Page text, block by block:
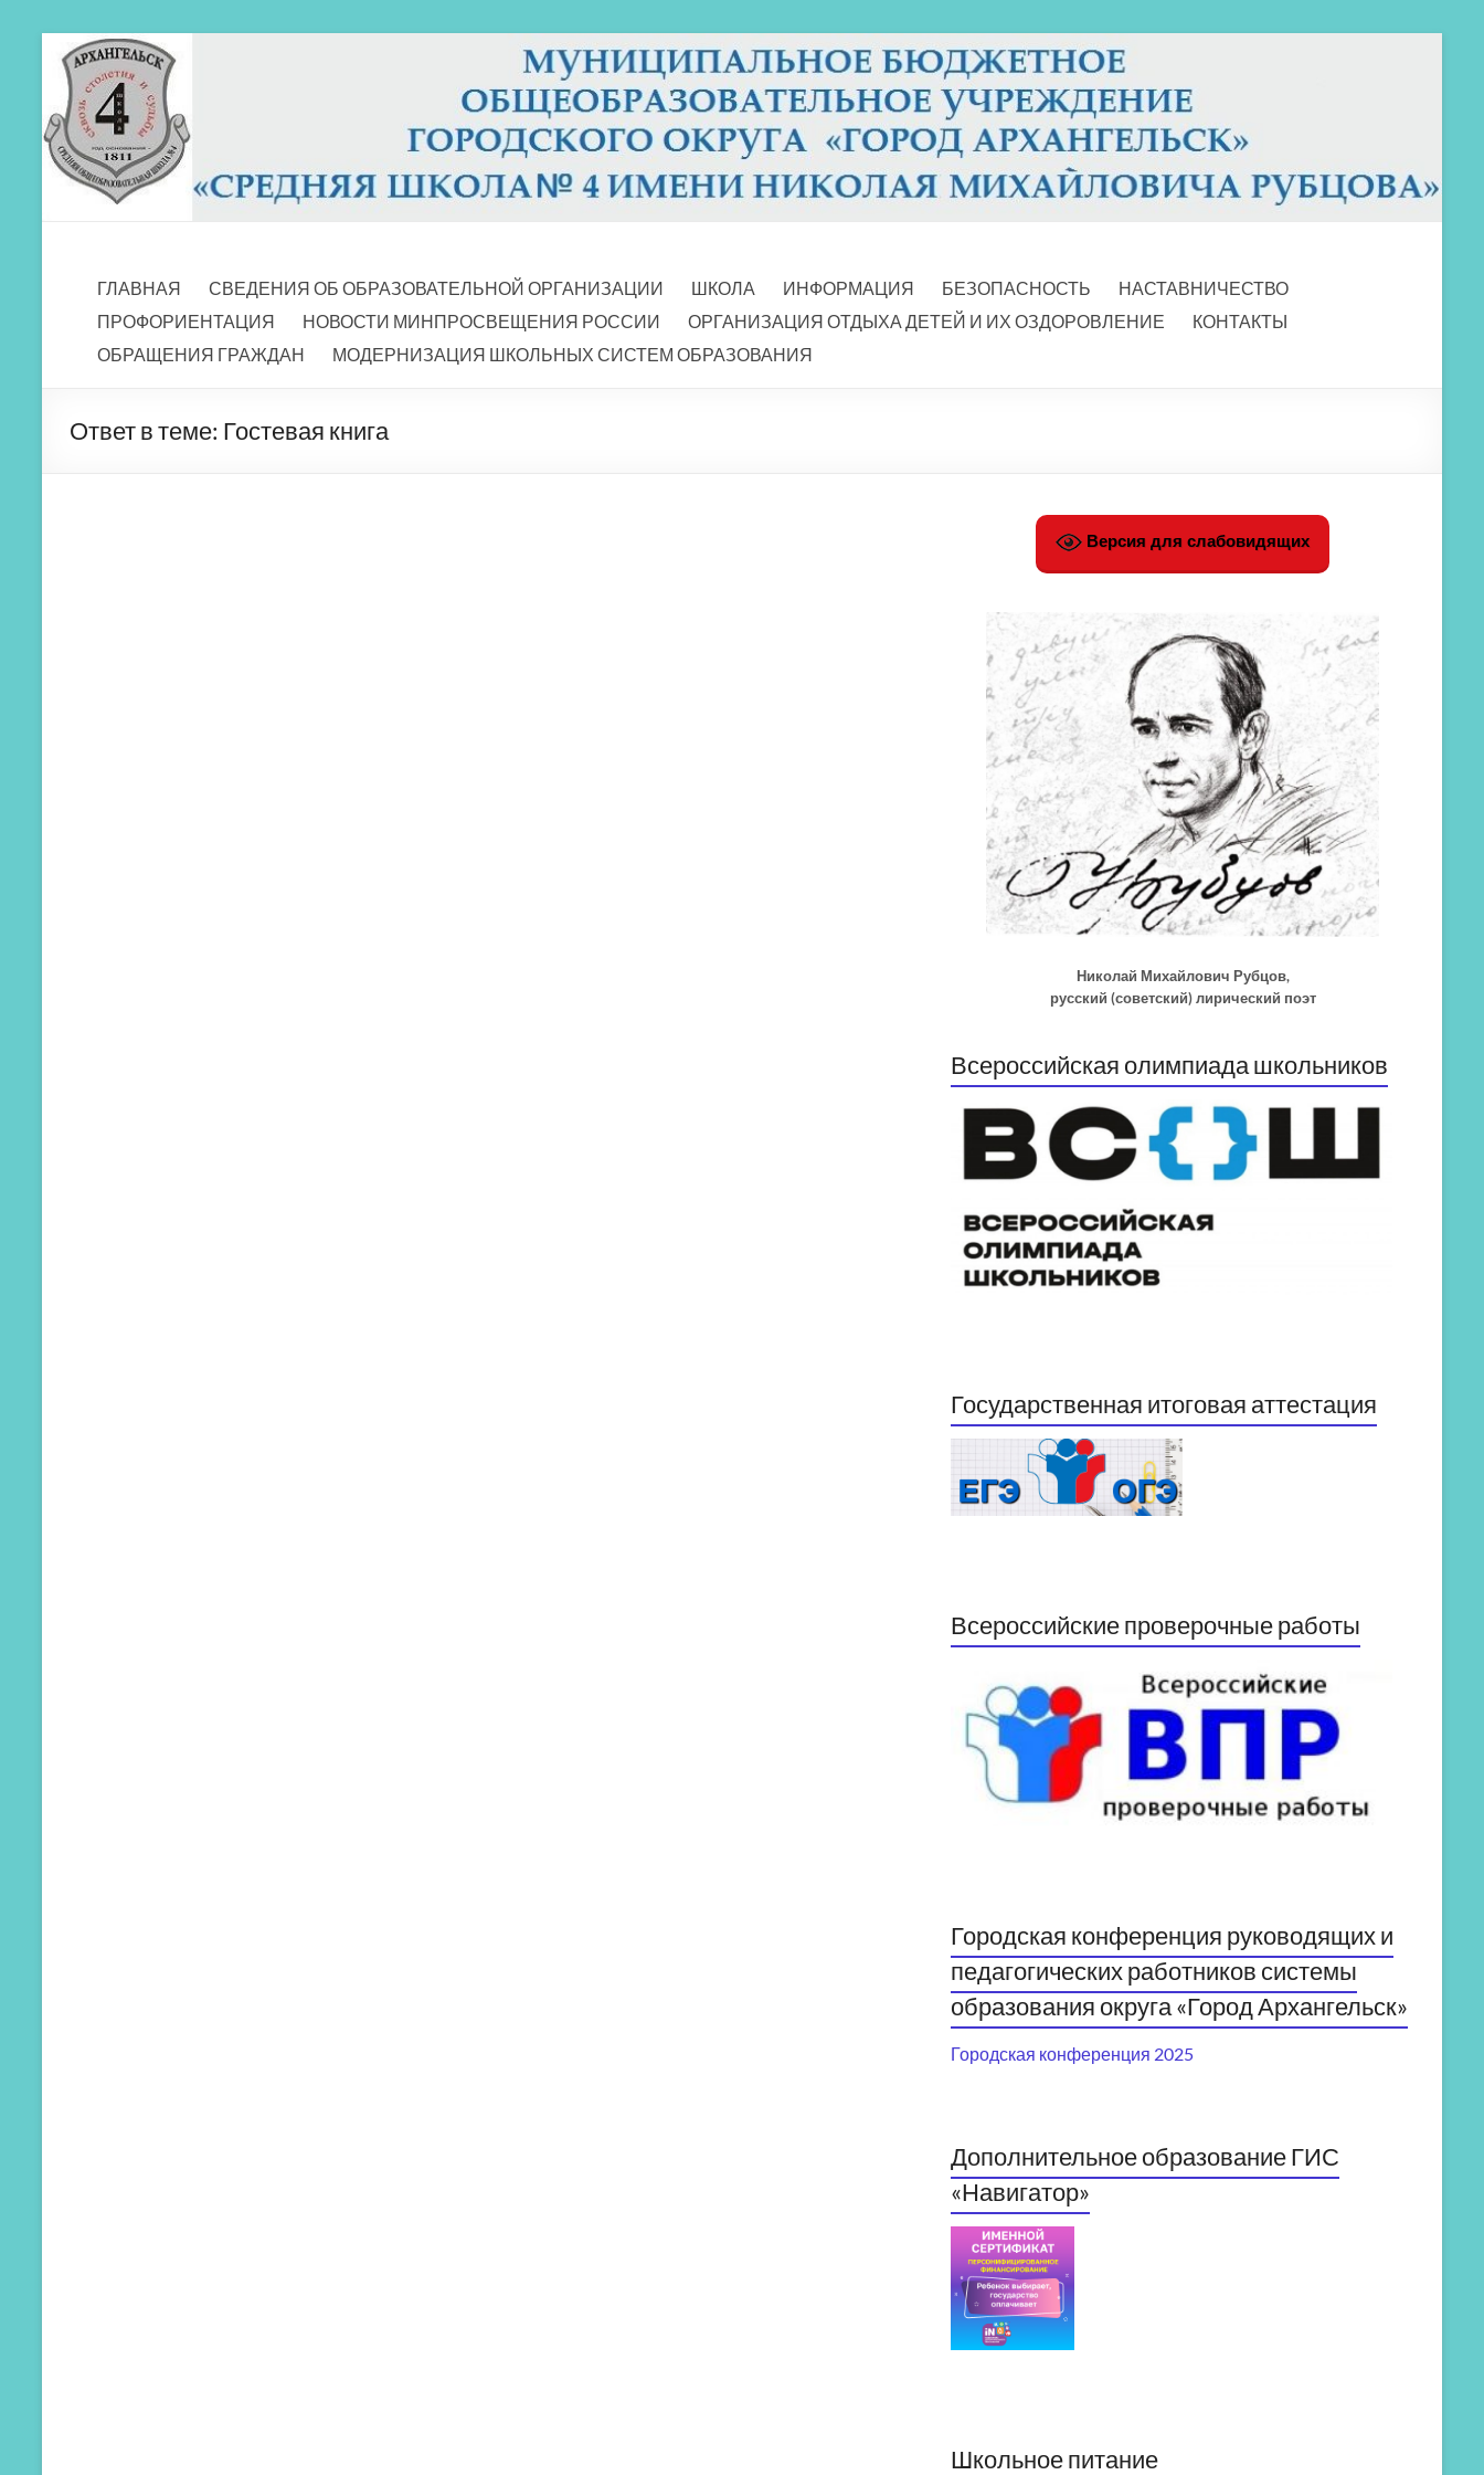
Перейти
содержимому
МБОУ СШ 4
ГЛАВНАЯ
СВЕДЕНИЯ ОБ ОБРАЗОВАТЕЛЬНОЙ ОРГАНИЗАЦИИ ШКОЛА ИНФОРМАЦИЯ БЕЗОПАСНОСТЬ
НАСТАВНИЧЕСТВО
ПРОФОРИЕНТАЦИЯ
НОВОСТИ МИНПРОСВЕЩЕНИЯ РОССИИ ОРГАНИЗАЦИЯ ОТДЫХА ДЕТЕЙ И ИХ ОЗДОРОВЛЕНИЕ
КОНТАКТЫ
ОБРАЩЕНИЯ ГРАЖДАН
МОДЕРНИЗАЦИЯ ШКОЛЬНЫХ СИСТЕМ ОБРАЗОВАНИЯ
Ответ в теме: Гостевая книга
Версия для слабовидящих
Николай Михайлович Рубцов,
русский (советский) лирический поэт
Всероссийская олимпиада школьников
Государственная итоговая аттестация
Всероссийские проверочные работы
Городская конференция руководящих и
педагогических работников системы
образования округа «Город Архангельск»
Городская конференция 2025
Дополнительное образование ГИС
«Навигатор»
Школьное питание